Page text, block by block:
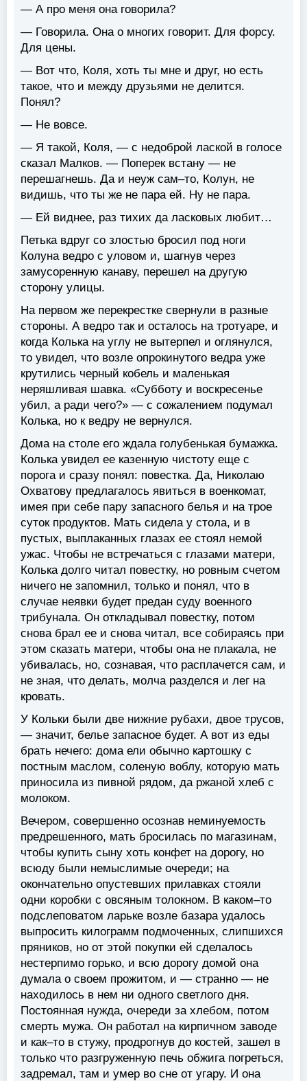
— А про меня она говорила?
— Говорила. Она о многих говорит. Для форсу.
Для цены.
— Вот что, Коля, хоть ты мне и друг, но есть
такое, что и между друзьями не делится.
Понял?
— Не вовсе.
— Я такой, Коля, — с недоброй лаской в голосе
сказал Малков. — Поперек встану — не
перешагнешь. Да и неуж сам–то, Колун, не
видишь, что ты же не пара ей. Ну не пара.
— Ей виднее, раз тихих да ласковых любит…
Петька вдруг со злостью бросил под ноги
Колуна ведро с уловом и, шагнув через
замусоренную канаву, перешел на другую
сторону улицы.
На первом же перекрестке свернули в разные
стороны. А ведро так и осталось на тротуаре, и
когда Колька на углу не вытерпел и оглянулся,
то увидел, что возле опрокинутого ведра уже
крутились черный кобель и маленькая
неряшливая шавка. «Субботу и воскресенье
убил, а ради чего?» — с сожалением подумал
Колька, но к ведру не вернулся.
Дома на столе его ждала голубенькая бумажка.
Колька увидел ее казенную чистоту еще с
порога и сразу понял: повестка. Да, Николаю
Охватову предлагалось явиться в военкомат,
имея при себе пару запасного белья и на трое
суток продуктов. Мать сидела у стола, и в
пустых, выплаканных глазах ее стоял немой
ужас. Чтобы не встречаться с глазами матери,
Колька долго читал повестку, но ровным счетом
ничего не запомнил, только и понял, что в
случае неявки будет предан суду военного
трибунала. Он откладывал повестку, потом
снова брал ее и снова читал, все собираясь при
этом сказать матери, чтобы она не плакала, не
убивалась, но, сознавая, что расплачется сам, и
не зная, что делать, молча разделся и лег на
кровать.
У Кольки были две нижние рубахи, двое трусов,
— значит, белье запасное будет. А вот из еды
брать нечего: дома ели обычно картошку с
постным маслом, соленую воблу, которую мать
приносила из пивной рядом, да ржаной хлеб с
молоком.
Вечером, совершенно осознав неминуемость
предрешенного, мать бросилась по магазинам,
чтобы купить сыну хоть конфет на дорогу, но
всюду были немыслимые очереди; на
окончательно опустевших прилавках стояли
одни коробки с овсяным толокном. В каком–то
подслеповатом ларьке возле базара удалось
выпросить килограмм подмоченных, слипшихся
пряников, но от этой покупки ей сделалось
нестерпимо горько, и всю дорогу домой она
думала о своем прожитом, и — странно — не
находилось в нем ни одного светлого дня.
Постоянная нужда, очереди за хлебом, потом
смерть мужа. Oн работал на кирпичном заводе
и как–то в стужу, продрогнув до костей, зашел в
только что разгруженную печь обжига погреться,
задремал, там и умер во сне от угару. И она